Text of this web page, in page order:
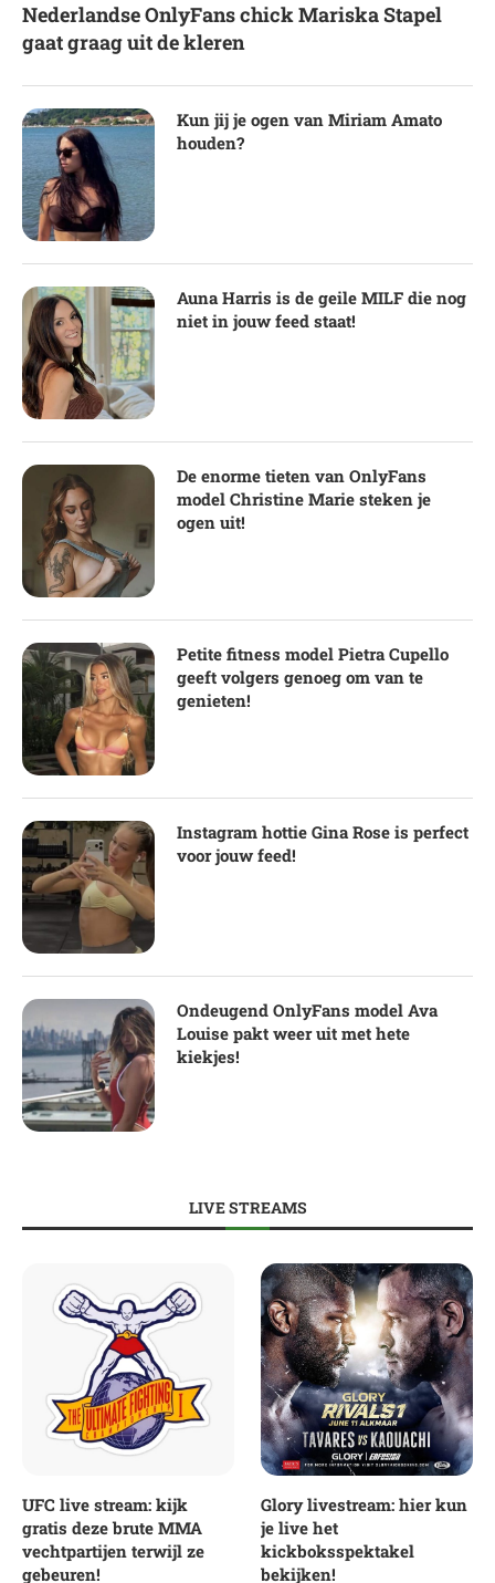
Nederlandse OnlyFans chick Mariska Stapel
gaat graag uit de kleren
Kun jij je ogen van Miriam Amato
houden?
Auna Harris is de geile MILF die nog
niet in jouw feed staat!
De enorme tieten van OnlyFans
model Christine Marie steken je
ogen uit!
Petite fitness model Pietra Cupello
geeft volgers genoeg om van te
genieten!
Instagram hottie Gina Rose is perfect
voor jouw feed!
Ondeugend OnlyFans model Ava
Louise pakt weer uit met hete
kiekjes!
LIVE STREAMS
UFC live stream: kijk
gratis deze brute MMA
vechtpartijen terwijl ze
gebeuren!
Glory livestream: hier kun
je live het
kickboksspektakel
bekijken!